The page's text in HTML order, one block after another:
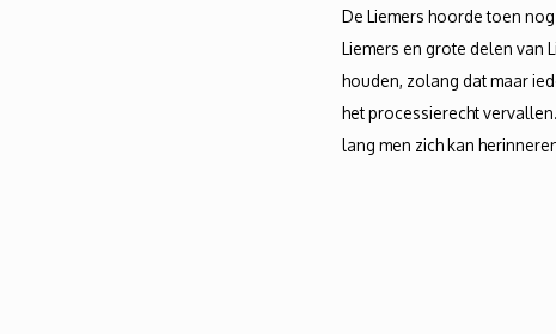
De Liemers hoorde toen
Liemers en grote delen van
houden, zolang dat maar
het processierecht
lang men zich kan